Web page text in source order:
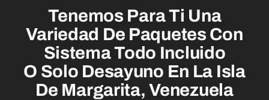
Tenemos Para Ti Una
Variedad De Paquetes Con
Sistema Todo Incluido
O Solo Desayuno En La Isla
De Margarita, Venezuela